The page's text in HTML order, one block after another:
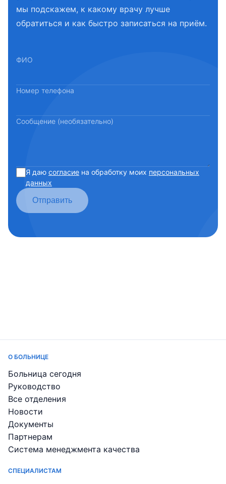
мы подскажем, к какому врачу лучше
обратиться и как быстро записаться на приём.
ФИО
Номер телефона
Сообщение (необязательно)
Я даю согласие на обработку моих персональных
данных
Отправить
О БОЛЬНИЦЕ
Больница сегодня
Руководство
Все отделения
Новости
Документы
Партнерам
Система менеджмента качества
СПЕЦИАЛИСТАМ